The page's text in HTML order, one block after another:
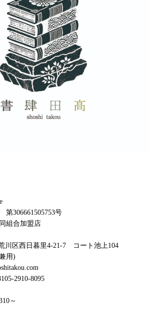
306661505753号
組合加盟店
川区西日暮里4-21-7 コート池上104
用)
2910-8095
～